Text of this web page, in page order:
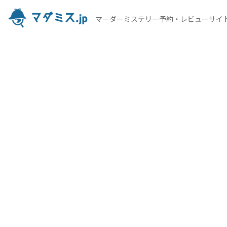
マーダーミステリー予約・レビューサイ